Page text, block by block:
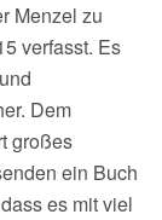
Menzel zu
verfasst. Es
Dem
großes
ein Buch
es mit viel